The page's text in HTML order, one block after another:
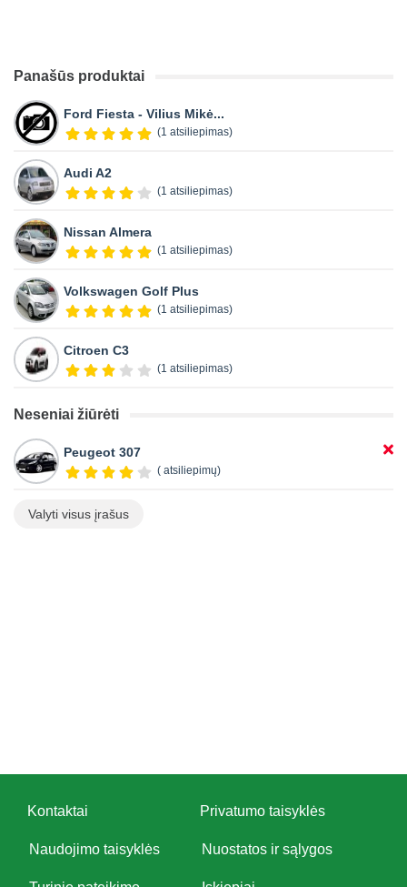
Panašūs produktai
Ford Fiesta - Vilius Mikė...
(1 atsiliepimas)
Audi A2
(1 atsiliepimas)
Nissan Almera
(1 atsiliepimas)
Volkswagen Golf Plus
(1 atsiliepimas)
Citroen C3
(1 atsiliepimas)
Neseniai žiūrėti
Peugeot 307
( atsiliepimų)
Valyti visus įrašus
Kontaktai Privatumo taisyklės
Naudojimo taisyklės Nuostatos ir sąlygos